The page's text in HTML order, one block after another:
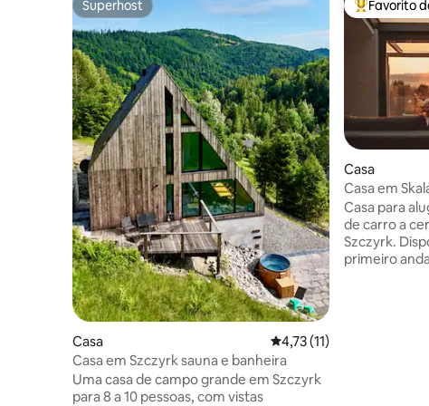
Superhost
Superhost
Casa Classificação média de
4,73 (11)
Casa em Szczyrk sauna e banheira
Uma casa de campo grande em Szczyrk
para 8 a 10 pessoas, com vistas
Favoritos
Favorito
Casa
Casa em
Casa para
de carro a
Szczyrk.
primeiro